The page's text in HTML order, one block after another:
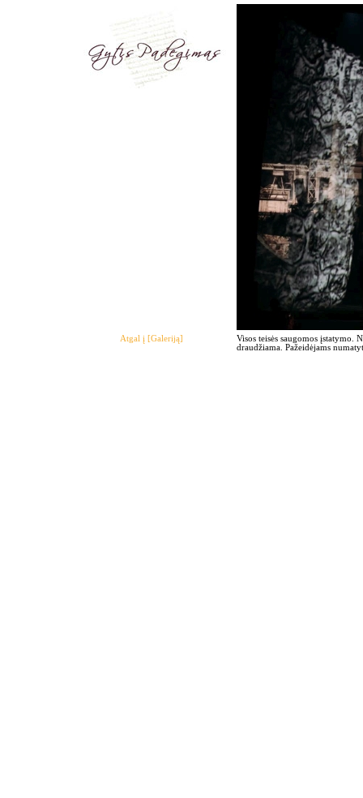
Atgal į [Galeriją]
Visos teisės saugomos
draudžiama. Pažeidėjams